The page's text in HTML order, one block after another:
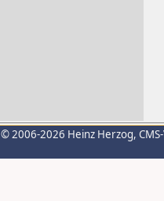
© 2006-2026 Heinz Herzog,